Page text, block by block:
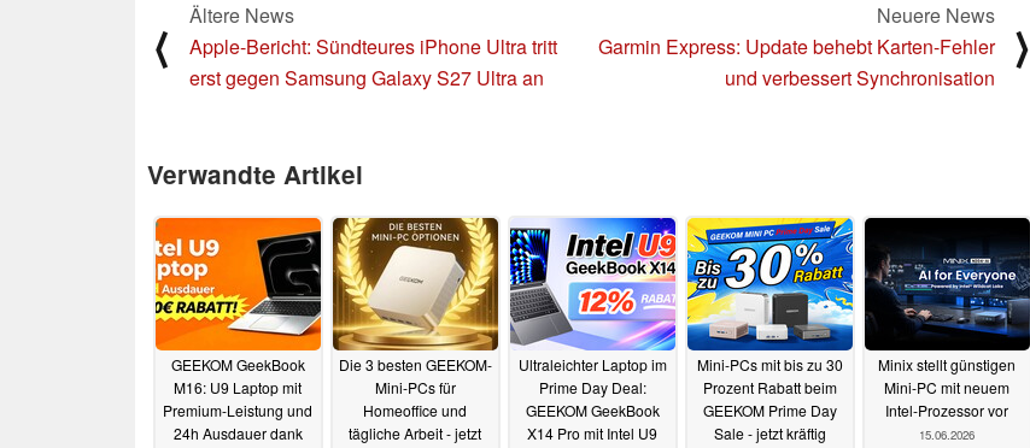
⟨
Ältere News
Apple-Bericht: Sündteures iPhone Ultra tritt
erst gegen Samsung Galaxy S27 Ultra an
Neuere News
Garmin Express: Update behebt Karten-Fehler
und verbessert Synchronisation
⟩
Verwandte Artikel
GEEKOM GeekBook
M16: U9 Laptop mit
Premium-Leistung und
24h Ausdauer dank
Die 3 besten GEEKOM-
Mini-PCs für
Homeoffice und
tägliche Arbeit - jetzt
Ultraleichter Laptop im
Prime Day Deal:
GEEKOM GeekBook
X14 Pro mit Intel U9
Mini-PCs mit bis zu 30
Prozent Rabatt beim
GEEKOM Prime Day
Sale - jetzt kräftig
Minix stellt günstigen
Mini-PC mit neuem
Intel-Prozessor vor
15.06.2026